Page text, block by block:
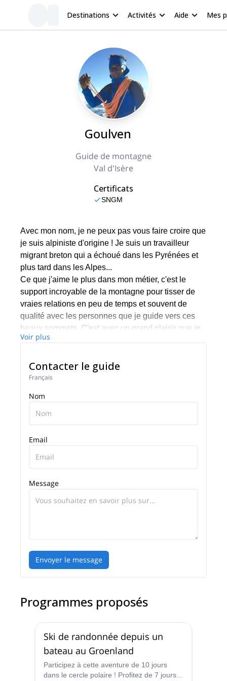
Destinations Activités Aide Mes
Goulven
Guide de montagne
Val d'Isère
Certificats
SNGM
Avec mon nom, je ne peux pas vous faire croire que
je suis alpiniste d'origine ! Je suis un travailleur
migrant breton qui a échoué dans les Pyrénées et
plus tard dans les Alpes...
Ce que j'aime le plus dans mon métier, c'est le
support incroyable de la montagne pour tisser de
vraies relations en peu de temps et souvent de
qualité avec les personnes que je guide vers ces
beaux sommets. C'est avec un grand plaisir que je
mets à votre disposition mes 25 ans d'expérience
et du ski pour vous guider dans vos projets
d'aventure. Je suis également moniteur de ski et
Voir plus
Contacter le guide
Français
Nom
Email
Message
Envoyer le message
Programmes proposés
Ski de randonnée depuis un
bateau au Groenland
Participez à cette aventure de 10 jours
dans le cercle polaire ! Profitez de 7 jours